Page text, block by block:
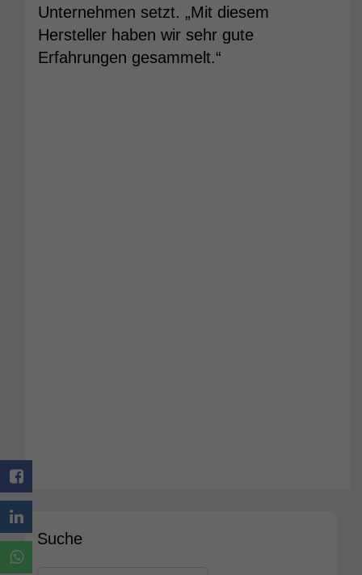
Unternehmen setzt. „Mit diesem
Hersteller haben wir sehr gute
Erfahrungen gesammelt.“
Suche